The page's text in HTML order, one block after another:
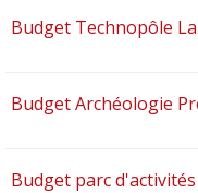
Budget Technopôle
Budget Archéologie
Budget parc